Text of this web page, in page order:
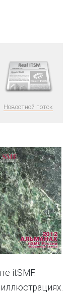
Новостной поток
itSMF.